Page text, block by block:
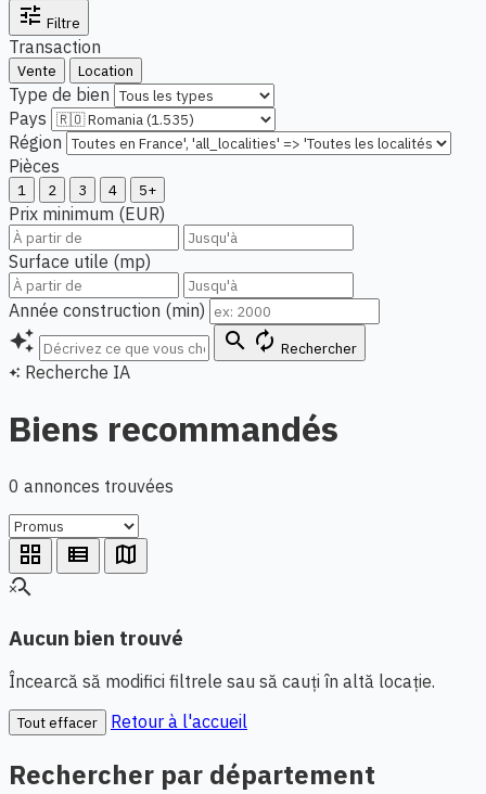
tune Filtre
Transaction
Vente Location
Type de bien
Pays
Région
Pièces
1 2 3 4 5+
Prix minimum (EUR)
Surface utile (mp)
Année construction (min)
auto_awesome search autorenew Rechercher
auto_awesome Recherche IA
Biens recommandés
0 annonces trouvées
grid_view view_list
map
search_off
Aucun bien trouvé
Încearcă să modifici filtrele sau să cauți în altă locație.
Tout effacer Retour à l'accueil
Rechercher par département